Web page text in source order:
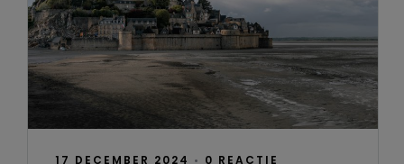
17 DECEMBER 2024 • 0 REACTIE